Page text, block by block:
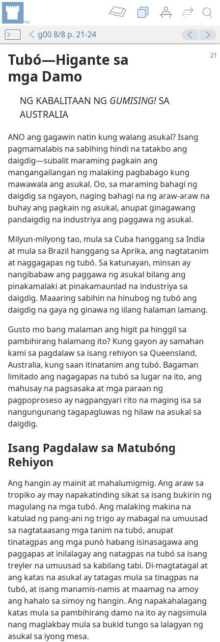
g00 8/8 p. 21-24
Tubó​—Higante sa
mga Damo
NG KABALITAAN NG GUMISING! SA
AUSTRALIA
ANO ang gagawin natin kung walang asukal? Isang
pagmamalabis na sabihing hindi na tatakbo ang
daigdig​—subalit maraming pagkain ang
mangangailangan ng malaking pagbabago kung
mawawala ang asukal. Oo, sa maraming bahagi ng
daigdig sa ngayon, naging bahagi na ng araw-araw na
buhay ang pagkain ng asukal, anupat ginagawang
pandaigdig na industriya ang paggawa ng asukal.
Milyun-milyong tao, mula sa Cuba hanggang sa India
at mula sa Brazil hanggang sa Aprika, ang nagtatanim
at naggagapas ng tubó. Sa katunayan, minsan ay
nangibabaw ang paggawa ng asukal bilang ang
pinakamalaki at pinakamaunlad na industriya sa
daigdig. Maaaring sabihin na hinubog ng tubó ang
daigdig na gaya ng ginawa ng iilang halaman lamang.
Gusto mo bang malaman ang higit pa hinggil sa
pambihirang halamang ito? Kung gayon ay samahan
kami sa pagdalaw sa isang rehiyon sa Queensland,
Australia, kung saan itinatanim ang tubó. Bagaman
limitado ang nagagapas na tubó sa lugar na ito, ang
mahusay na pagsasaka at mga paraan ng
pagpoproseso ay nagpangyari rito na maging isa sa
nangungunang tagapagluwas ng hilaw na asukal sa
daigdig.
Isang Pagdalaw sa Matubóng
Rehiyon
Ang hangin ay mainit at mahalumigmig. Ang araw sa
tropiko ay may napakatinding sikat sa isang bukirin ng
magulang na mga tubó. Ang malaking makina na
katulad ng pang-ani ng trigo ay mabagal na umuusad
sa nagtataasang mga tanim na tubó, anupat
tinatagpas ang mga punò habang isinasagawa ang
paggapas at inilalagay ang natagpas na tubó sa isang
treyler na umuusad sa kabilang tabi. Di-magtatagal at
ang katas na asukal ay tatagas mula sa tinagpas na
tubó, at isang manamis-namis at maamag na amoy
ang hahalo sa simoy ng hangin. Ang napakahalagang
katas mula sa pambihirang damo na ito ay nagsimula
nang maglakbay mula sa bukid tungo sa lalagyan ng
asukal sa iyong mesa.